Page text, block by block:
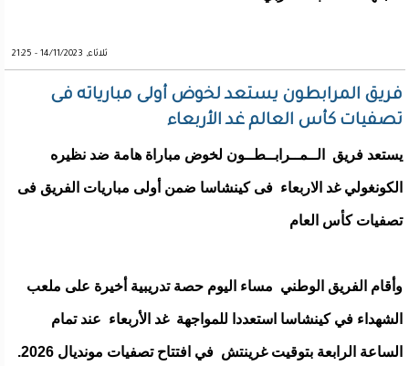
ثلاثاء, 14/11/2023 - 21:25
فريق المرابطون يستعد لخوض أولى مبارياته فى
تصفيات كأس العالم غد الأربعاء
يستعد فريق الــمــرابــطــون لخوض مباراة هامة ضد نظيره
الكونغولي غد الاربعاء فى كينشاسا ضمن أولى مباريات الفريق فى
تصفيات كأس العام
وأقام الفريق الوطني مساء اليوم حصة تدريبية أخيرة على ملعب
الشهداء في كينشاسا استعددا للمواجهة غد الأربعاء عند تمام
الساعة الرابعة بتوقيت غرينتش في افتتاح تصفيات مونديال 2026.